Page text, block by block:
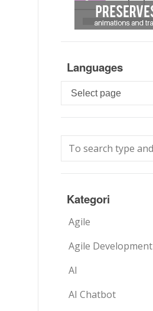
Languages
Languages
Kategori
Agile
Agile Development
AI
AI Chatbot